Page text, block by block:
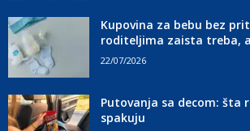
Kupovina za bebu bez
roditeljima zaista treba,
22/07/2026
Putovanja sa decom: šta
spakuju